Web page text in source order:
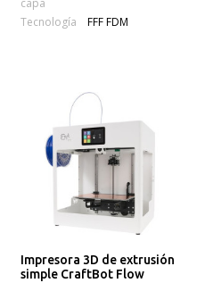
capa
Tecnología FFF FDM
Impresora 3D de extrusión
simple CraftBot Flow